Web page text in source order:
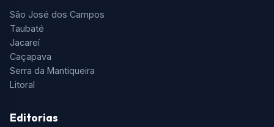
São José dos Campos
Taubaté
Jacareí
Caçapava
Serra da Mantiqueira
Litoral
Editorias